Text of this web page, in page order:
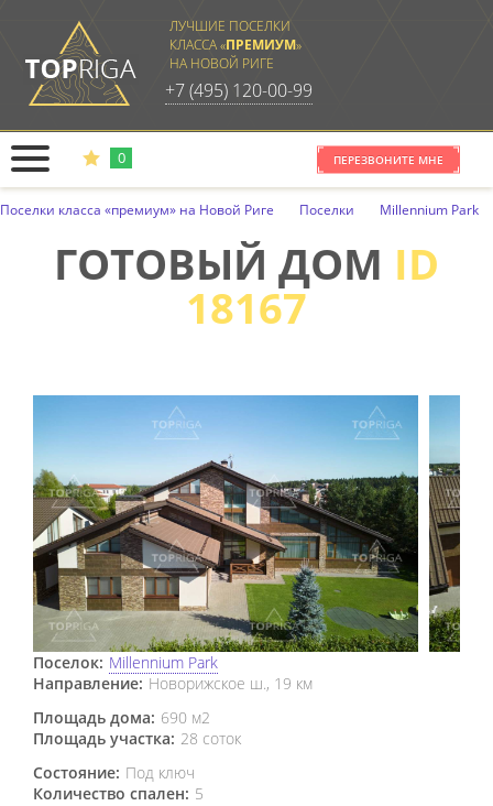
ЛУЧШИЕ ПОСЕЛКИ
КЛАССА «ПРЕМИУМ»
НА НОВОЙ РИГЕ
+7 (495) 120-00-99
ВЫБРАТЬ ПОСЁЛОК
ГОТОВЫЕ ДОМА
0 ПЕРЕЗВОНИТЕ МНЕ
ОТКРЫТЬ В НОВОМ ОКНЕ ОТПРАВИТЬ НА ПОЧТУ
НИЧЕГО НЕ НАЙДЕНО
Поселки класса «премиум» на Новой Риге Поселки Millennium Park
ГОТОВЫЙ ДОМ ID
18167
Поселок: Millennium Park
Направление: Новорижское ш., 19 км
Площадь дома: 690 м2
Площадь участка: 28 соток
Состояние: Под ключ
Количество спален: 5